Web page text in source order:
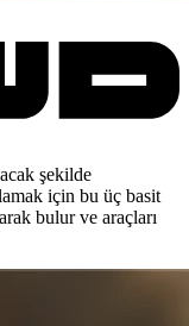
şekilde
için bu üç basit
bulur ve araçları